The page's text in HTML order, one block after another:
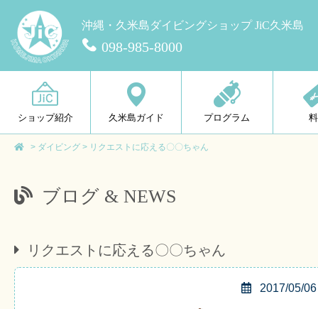
沖縄・久米島ダイビングショップ JiC久米島
098-985-8000
ショップ紹介 久米島ガイド プログラム
> ダイビング > リクエストに応える〇〇ちゃん
ブログ & NEWS
リクエストに応える〇〇ちゃん
2017/05/06